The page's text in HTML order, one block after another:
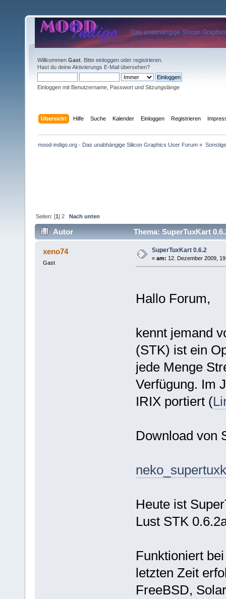
Willkommen Gast . Bitte einloggen oder registrieren
Hast du deineAktivierungs E-Mail übersehen?
Einloggen mit Benutzername, Passwort und Sitzungslänge
Übersicht Hilfe Suche Kalender Einloggen Registrieren
mood-indigo.org - Das unabhängige Silicon Graphics User Forum »
Seiten: [1]2 Nach unten
Autor Thema: SuperTuxKart
xeno74
Gast
SuperTuxKart 0.6.2
« am: 12. Dezember 2009,
Hallo Forum,
kennt jemand
(STK) ist ein
jede Menge
Verfügung. Im
IRIX portiert (
Download von
Heute ist
Lust STK
Funktioniert
letzten Zeit
FreeBSD,